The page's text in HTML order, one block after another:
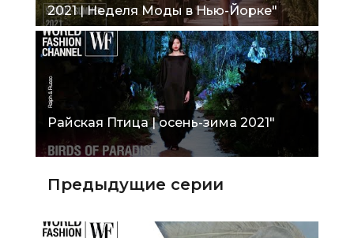
2021 | Неделя Моды в Нью-Йорке"
Райская Птица | осень-зима 2021"
Предыдущие серии